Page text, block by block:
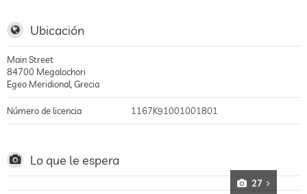
Ubicación
Main Street
84700 Megalochori
Egeo Meridional Grecia
Número de licencia 1167K91001001801
Lo que le espera
27